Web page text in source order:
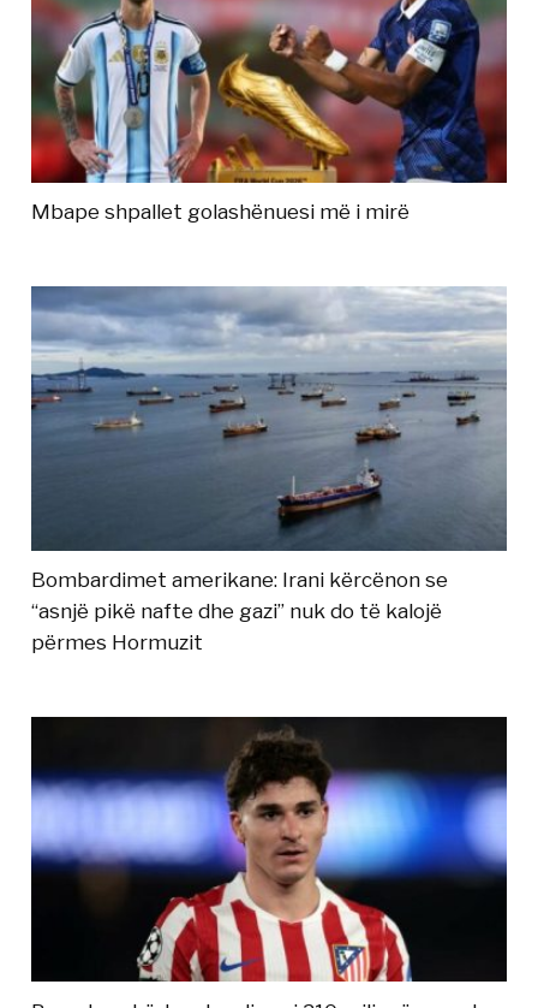
Mbape shpallet golashënuesi më i mirë
Bombardimet amerikane: Irani kërcënon se
“asnjë pikë nafte dhe gazi” nuk do të kalojë
përmes Hormuzit